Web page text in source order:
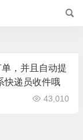
，并且自动提
快递员收件哦
43,010